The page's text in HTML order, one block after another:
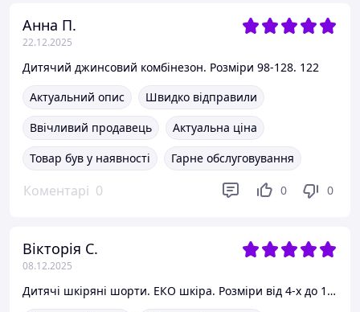
Анна П.
22.12.2025
Дитячий джинсовий комбінезон. Розміри 98-128. 122
Актуальний опис
Швидко відправили
Ввічливий продавець
Актуальна ціна
Товар був у наявності
Гарне обслуговування
Коментарі 0 0 0
Вікторія С.
08.12.2025
Дитячі шкіряні шорти. ЕКО шкіра. Розміри від 4-х до 11 років